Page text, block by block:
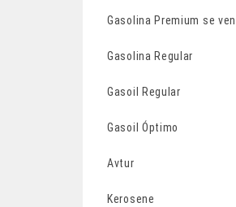
Gasolina Premium se
Gasolina
Gasoil Regular
Gasoil Óptimo
Avtur
Kerosene